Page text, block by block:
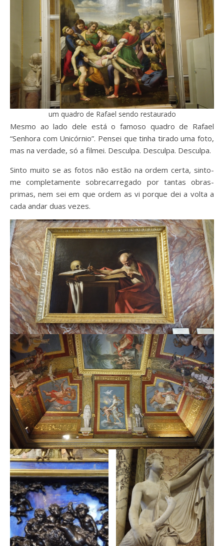
um quadro de Rafael sendo restaurado
Mesmo ao lado dele está o famoso quadro de Rafael
“Senhora com Unicórnio”. Pensei que tinha tirado uma foto,
mas na verdade, só a filmei. Desculpa. Desculpa. Desculpa.
Sinto muito se as fotos não estão na ordem certa, sinto-
me completamente sobrecarregado por tantas obras-
primas, nem sei em que ordem as vi porque dei a volta a
cada andar duas vezes.